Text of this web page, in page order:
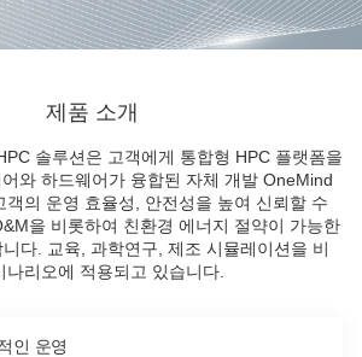
제품 소개
솔루션은 고객에게 통합형 HPC 플랫폼을
와 하드웨어가 융합된 자체 개발 OneMind
객의 운영 효율성, 안전성을 높여 신뢰할 수
을 비롯하여 친환경 에너지 절약이 가능한
다. 교육, 과학연구, 제조 시뮬레이션을 비
리오에 적용되고 있습니다.
인 운영